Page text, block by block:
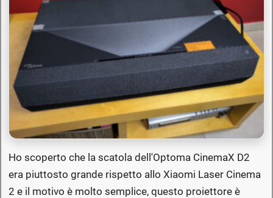
Ho scoperto che la scatola dell'Optoma CinemaX D2
era piuttosto grande rispetto allo Xiaomi Laser Cinema
2 e il motivo è molto semplice, questo proiettore è